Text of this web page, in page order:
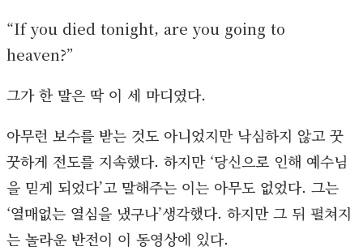
“If you died tonight, are you going to
heaven?”
그가 한 말은 딱 이 세 마디였다.
아무런 보수를 받는 것도 아니었지만 낙심하지 않고 꿋
꿋하게 전도를 지속했다. 하지만 ‘당신으로 인해 예수님
을 믿게 되었다’고 말해주는 이는 아무도 없었다. 그는
‘열매없는 열심을 냈구나’생각했다. 하지만 그 뒤 펼쳐지
는 놀라운 반전이 이 동영상에 있다.